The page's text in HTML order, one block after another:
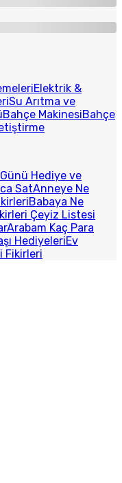
Elektrik &
Su Arıtma ve
Bahçe MakinesiBahçe
Hediye ve
SatAnneye Ne
Babaya Ne
Çeyiz Listesi
Arabam Kaç Para
HediyeleriEv
Fikirleri